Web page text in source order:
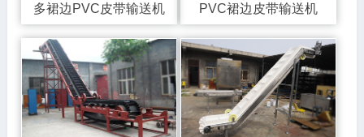
多裙边PVC皮带输送机 PVC裙边皮带输送机